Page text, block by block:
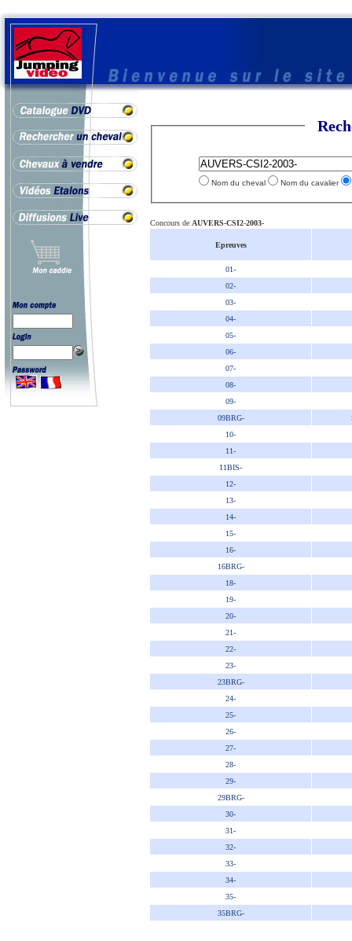
Nom du cheval Nom du cavalier
Concours de AUVERS-CSI2-2003-
Epreuves
01-
02-
03-
04-
05-
06-
07-
08-
09-
09BRG-
10-
11-
11BIS-
12-
13-
14-
15-
16-
16BRG-
18-
19-
20-
21-
22-
23-
23BRG-
24-
25-
26-
27-
28-
29-
29BRG-
30-
31-
32-
33-
34-
35-
35BRG-